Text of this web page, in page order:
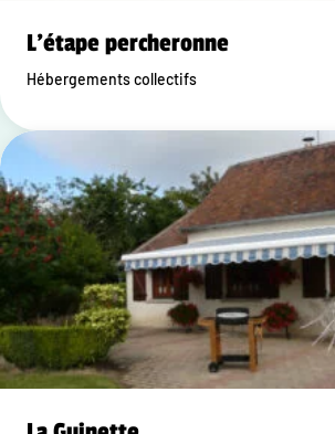
L'étape percheronne
Hébergements collectifs